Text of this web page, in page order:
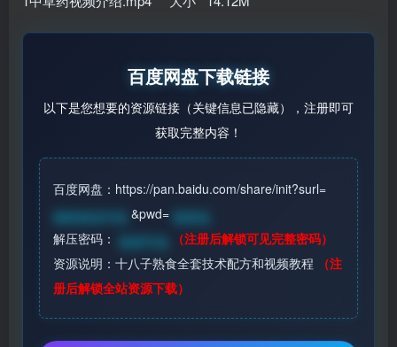
百度网盘下载链接
以下是您想要的资源链接（关键信息已隐藏），注册即可
获取完整内容！
百度网盘：https://pan.baidu.com/share/init?surl=
请登录后可见
&pwd=
解压密码：
（注册后解锁可见完整密码）
资源说明：十八子熟食全套技术配方和视频教程
（注
册后解锁全站资源下载）